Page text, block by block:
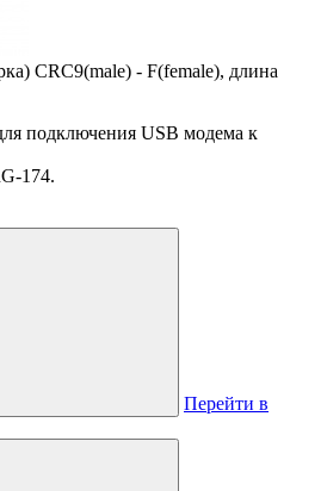
CRC9(male) - F(female), длина
подключения USB модема к
174.
Перейти в